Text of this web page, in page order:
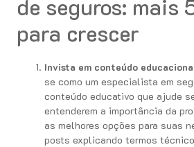
de seguros: mais
para crescer
Invista em conteúdo
se como um especialista em
conteúdo educativo que ajude
entenderem a importância da
as melhores opções para suas
posts explicando termos